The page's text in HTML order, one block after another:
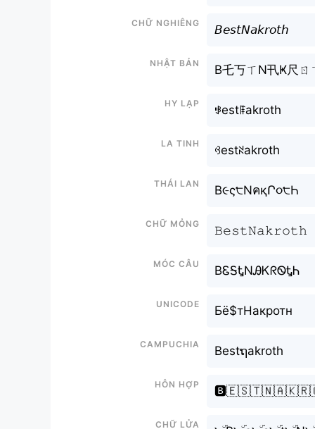
Chữ nghiêng
𝘉𝘦𝘴𝘵𝘕𝘢𝘬𝘳𝘰𝘵𝘩
Nhật bản
B乇丂ㄒN卂Ҝ尺ㄖ
Hy lạp
ꃃestꁹakroth
La tinh
ꃳestꋊakroth
Thái lan
B૯ς੮NคқՐ૦੮Һ
Chữ mỏng
𝙱𝚎𝚜𝚝𝙽𝚊𝚔𝚛𝚘𝚝𝚑
Móc câu
BᏋᎦᎿNᎯᏦᖇᏫᎿᏂ
Unicode
Бё$тНакротн
Campuchia
Bestຖakroth
Hỗn hợp
Chữ Lửa